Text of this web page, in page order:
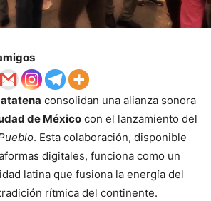
consolidan una alianza sonora
de México con el lanzamiento del
. Esta colaboración, disponible
digitales, funciona como un
latina que fusiona la energía del
rítmica del continente.